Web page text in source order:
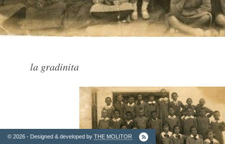
© 2026 - Designed & developed by THE MOLITOR
la gradinita